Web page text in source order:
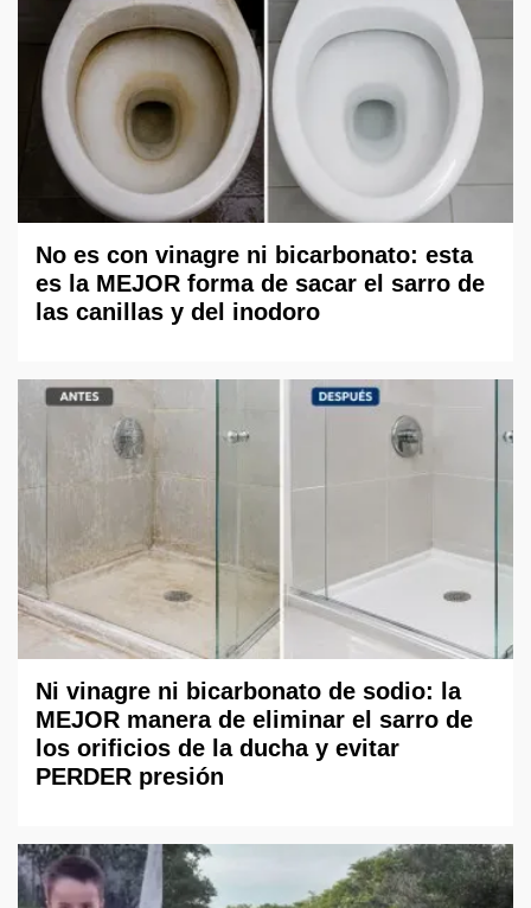
No es con vinagre ni bicarbonato: esta
es la MEJOR forma de sacar el sarro de
las canillas y del inodoro
Ni vinagre ni bicarbonato de sodio: la
MEJOR manera de eliminar el sarro de
los orificios de la ducha y evitar
PERDER presión